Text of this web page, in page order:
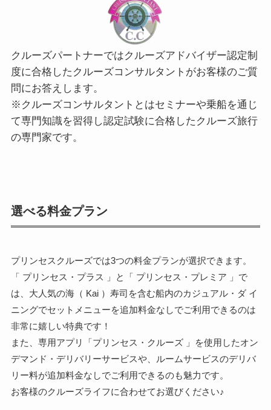
クルーズパートナーではクルーズアドバイザー認定制
度に合格したクルーズコンサルタントがお客様のご質
問にお答えします。
※クルーズコンサルタントとはセミナーや乗船を通じ
て専門知識を習得し認定試験に合格したクルーズ旅行
の専門家です。
選べる料金プラン
プリンセスクルーズでは3つの料金プランが選択できます。
「 プリンセス・プラス 」と「 プリンセス・プレミア 」で
は、大人気の海（ Kai ）寿司を含む船内のカジュアル・ダ イ
ニングでセットメニューを追加料金なしでご利用できるのは
非常に嬉しい特典です！
また、専用アプリ「プリンセス・クルーズ 」を使用したオン
デマンド・デリバリーサービスや、ルームサービスのデリバ
リー料が追加料金なしでご利用できるのも魅力です。
お客様のクルーズライフに合わせてお選びください♪